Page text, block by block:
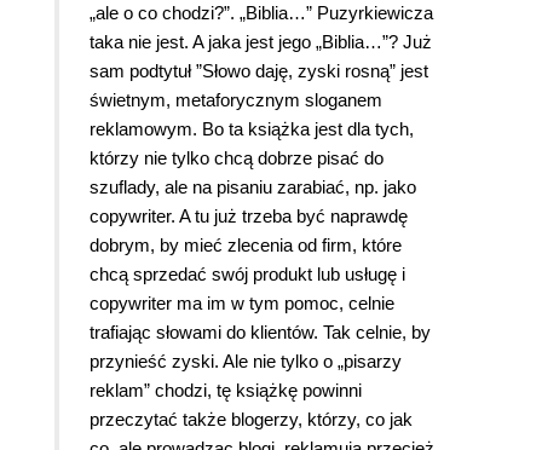
„ale o co chodzi?”. „Biblia…” Puzyrkiewicza
taka nie jest. A jaka jest jego „Biblia…”? Już
sam podtytuł ”Słowo daję, zyski rosną” jest
świetnym, metaforycznym sloganem
reklamowym. Bo ta książka jest dla tych,
którzy nie tylko chcą dobrze pisać do
szuflady, ale na pisaniu zarabiać, np. jako
copywriter. A tu już trzeba być naprawdę
dobrym, by mieć zlecenia od firm, które
chcą sprzedać swój produkt lub usługę i
copywriter ma im w tym pomoc, celnie
trafiając słowami do klientów. Tak celnie, by
przynieść zyski. Ale nie tylko o „pisarzy
reklam” chodzi, tę książkę powinni
przeczytać także blogerzy, którzy, co jak